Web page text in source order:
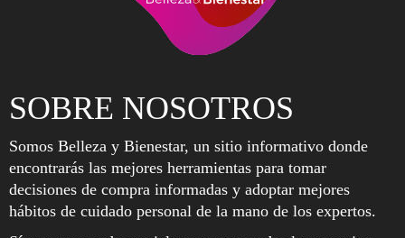
SOBRE NOSOTROS
Somos Belleza y Bienestar, un sitio informativo donde
encontrarás las mejores herramientas para tomar
decisiones de compra informadas y adoptar mejores
hábitos de cuidado personal de la mano de los expertos.